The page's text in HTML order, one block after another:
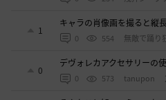
1
キャラの肖像画を撮ると縦
無敵で踊り
0
デヴォレカアクセサリーの
そんなこと知ってらぁ…な